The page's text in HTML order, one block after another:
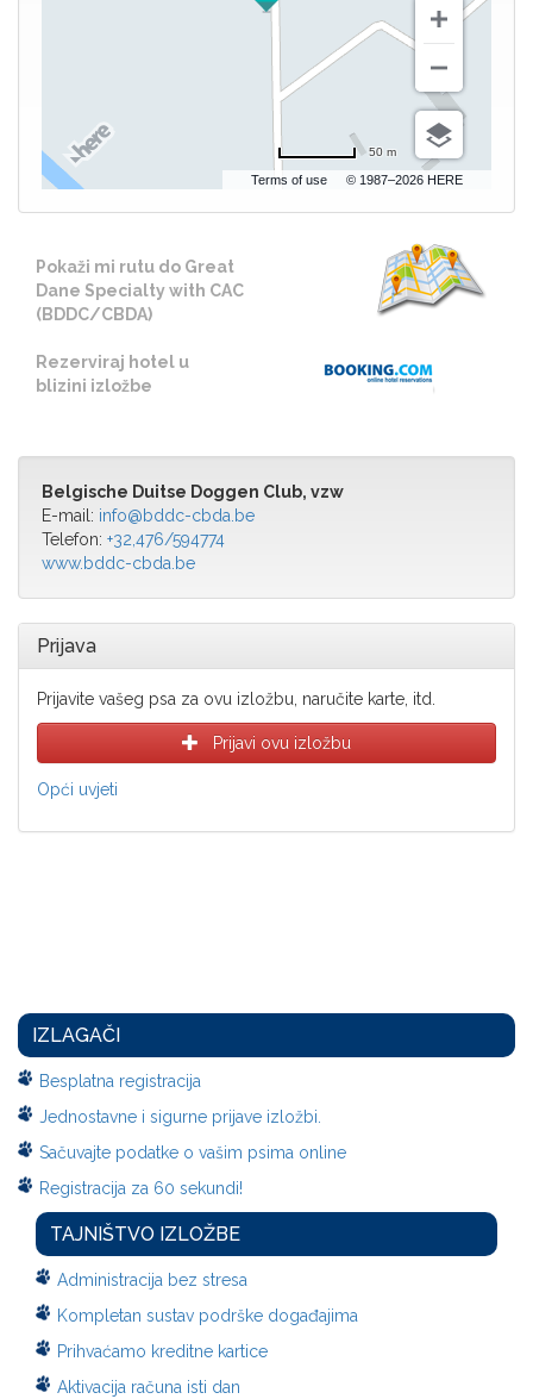
Terms of use © 1987–2026 HERE
50 m
Pokaži mi rutu do Great
Dane Specialty with CAC
(BDDC/CBDA)
Rezerviraj hotel u
blizini izložbe
Belgische Duitse Doggen Club, vzw
E-mail: info@bddc-cbda.be
Telefon: +32,476/594774
www.bddc-cbda.be
Prijava
Prijavite vašeg psa za ovu izložbu, naručite karte, itd.
Prijavi ovu izložbu
Opći uvjeti
IZLAGAČI
Besplatna registracija
Jednostavne i sigurne prijave izložbi.
Sačuvajte podatke o vašim psima online
Registracija za 60 sekundi!
TAJNIŠTVO IZLOŽBE
Administracija bez stresa
Kompletan sustav podrške događajima
Prihvaćamo kreditne kartice
Aktivacija računa isti dan